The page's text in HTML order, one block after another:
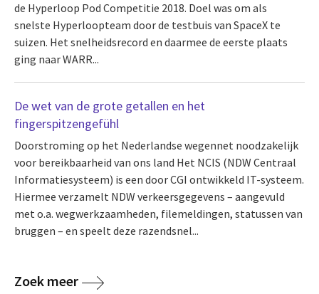
de Hyperloop Pod Competitie 2018. Doel was om als
snelste Hyperloopteam door de testbuis van SpaceX te
suizen. Het snelheidsrecord en daarmee de eerste plaats
ging naar WARR...
De wet van de grote getallen en het
fingerspitzengefühl
Doorstroming op het Nederlandse wegennet noodzakelijk
voor bereikbaarheid van ons land Het NCIS (NDW Centraal
Informatiesysteem) is een door CGI ontwikkeld IT-systeem.
Hiermee verzamelt NDW verkeersgegevens – aangevuld
met o.a. wegwerkzaamheden, filemeldingen, statussen van
bruggen – en speelt deze razendsnel...
Zoek meer